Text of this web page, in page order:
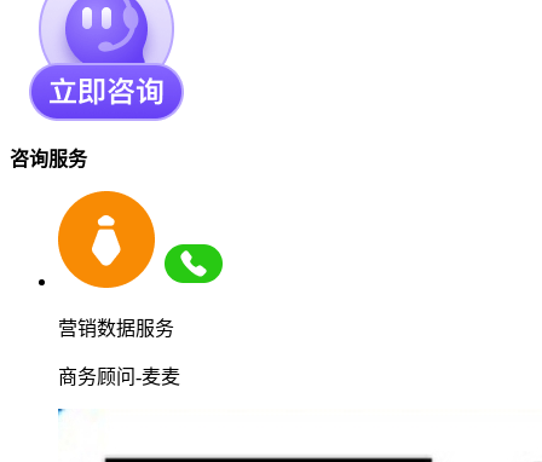
咨询服务
营销数据服务
商务顾问-麦麦